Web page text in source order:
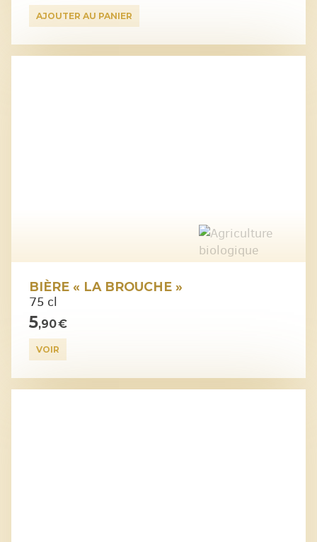
AJOUTER AU PANIER
BIÈRE « LA BROUCHE »
75 cl
5,90 €
VOIR